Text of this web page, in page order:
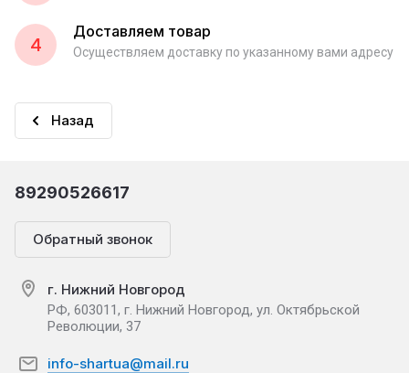
4
Доставляем товар
Осуществляем доставку по указанному вами адресу
Назад
89290526617
Обратный звонок
г. Нижний Новгород
РФ, 603011, г. Нижний Новгород, ул. Октябрьской
Революции, 37
info-shartua@mail.ru